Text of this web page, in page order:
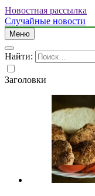
Новостная рассылка
Случайные новости
Меню
Найти:
Заголовки